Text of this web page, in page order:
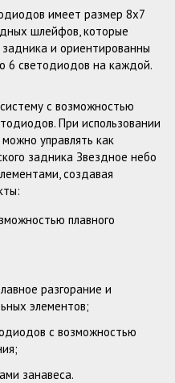
имеет размер 8х7
шлейфов, которые
и ориентированны
6 светодиодов на каждой.
с возможностью
При использовании
управлять как
задника Звездное небо
создавая
плавного
разгорание и
элементов;
с возможностью
занавеса.